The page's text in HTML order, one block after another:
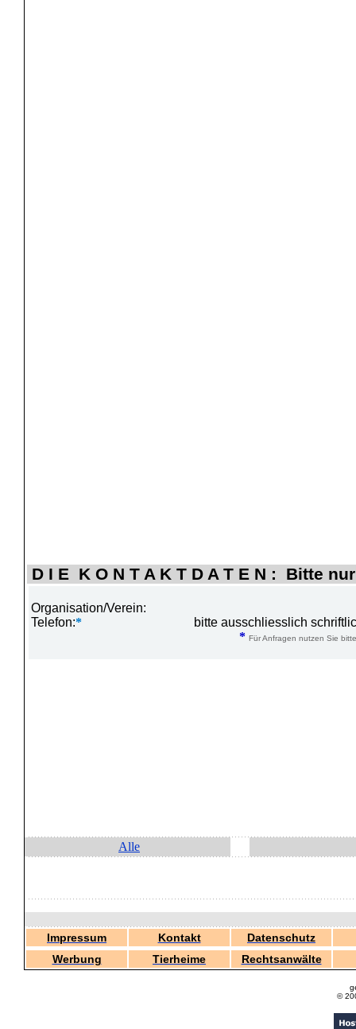
D I E K O N T A K T D A T E N : Bitte
Organisation/Verein:
Telefon:*
bitte ausschliesslich
* Für Anfragen nutzen Sie
Alle
Impressum Kontakt
Datenschutz
Werbung
Tierheime Rechtsanwälte
©